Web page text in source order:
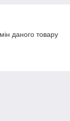
даного товару